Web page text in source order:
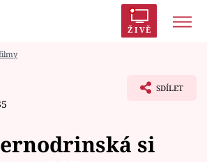
ŽIVĚ
SDÍLET
si